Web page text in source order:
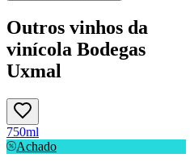
Outros vinhos da
vinícola Bodegas
Uxmal
750ml
Achado